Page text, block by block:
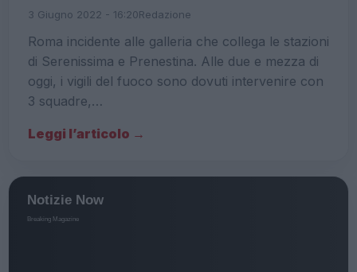
3 Giugno 2022 - 16:20Redazione
Roma incidente alle galleria che collega le stazioni
di Serenissima e Prenestina. Alle due e mezza di
oggi, i vigili del fuoco sono dovuti intervenire con
3 squadre,…
Leggi l’articolo →